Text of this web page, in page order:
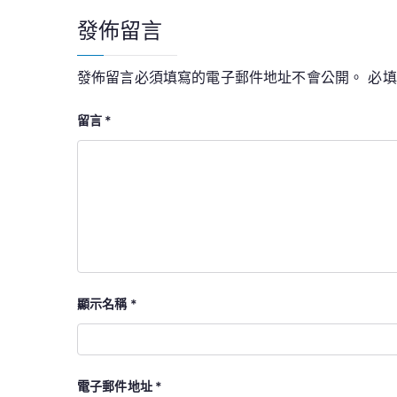
覽
發佈留言
發佈留言必須填寫的電子郵件地址不會公開。 必
留言 *
顯示名稱 *
電子郵件地址 *